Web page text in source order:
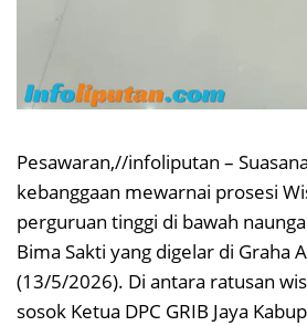
Pesawaran,//infoliputan –
kebanggaan mewarnai prosesi
perguruan tinggi di bawah
Bima Sakti yang digelar di Graha
(13/5/2026). Di antara ratusan
sosok Ketua DPC GRIB Jaya